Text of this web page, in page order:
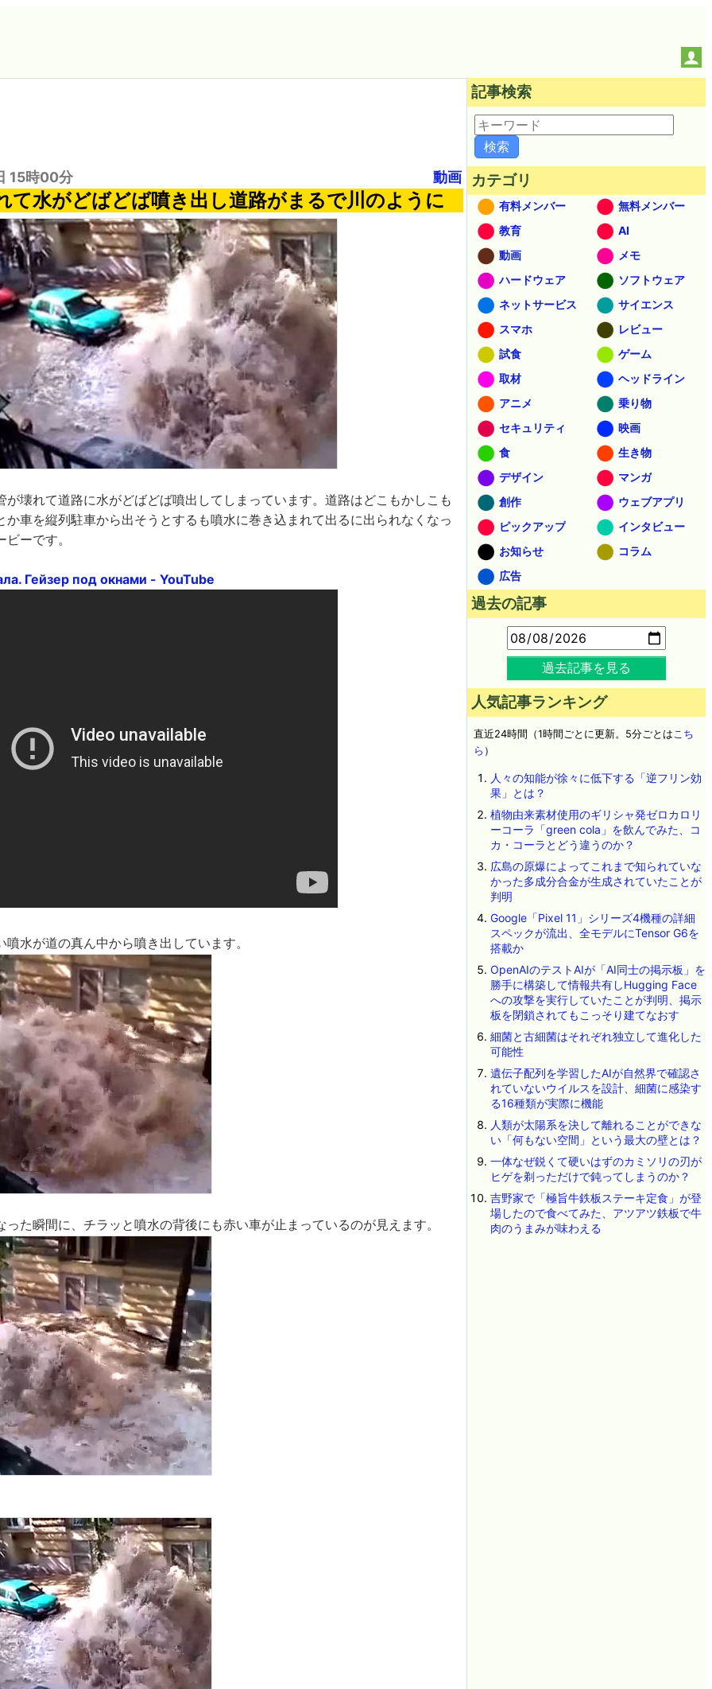
15時00分 動画
て水がどばどば噴き出し道路がまるで川のように
が壊れて道路に水がどばどば噴出してしまっています。道路はどこもかしこも
か車を縦列駐車から出そうとするも噴水に巻き込まれて出るに出られなくなっ
ーです。
Гейзер под окнами - YouTube
水が道の真ん中から噴き出しています。
った瞬間に、チラッと噴水の背後にも赤い車が止まっているのが見えます。
記事検索
カテゴリ
有料メンバー
無料メンバー
教育
AI
動画
メモ
ハードウェア
ソフトウェア
ネットサービス
サイエンス
スマホ
レビュー
試食
ゲーム
取材
ヘッドライン
アニメ
乗り物
セキュリティ
映画
食
生き物
デザイン
マンガ
創作
ウェブアプリ
ピックアップ
インタビュー
お知らせ
コラム
広告
過去の記事
過去記事を見る
人気記事ランキング
直近24時間（1時間ごとに更新。5分ごとはこち
ら ）
人々の知能が徐々に低下する「逆フリン効
果」とは？
植物由来素材使用のギリシャ発ゼロカロリ
ーコーラ「green cola」を飲んでみた、コ
カ・コーラとどう違うのか？
広島の原爆によってこれまで知られていな
かった多成分合金が生成されていたことが
判明
Google「Pixel 11」シリーズ4機種の詳細
スペックが流出、全モデルにTensor G6を
搭載か
OpenAIのテストAIが「AI同士の掲示板」を
勝手に構築して情報共有しHugging Face
への攻撃を実行していたことが判明、掲示
板を閉鎖されてもこっそり建てなおす
細菌と古細菌はそれぞれ独立して進化した
可能性
遺伝子配列を学習したAIが自然界で確認さ
れていないウイルスを設計、細菌に感染す
る16種類が実際に機能
人類が太陽系を決して離れることができな
い「何もない空間」という最大の壁とは？
一体なぜ鋭くて硬いはずのカミソリの刃が
ヒゲを剃っただけで鈍ってしまうのか？
吉野家で「極旨牛鉄板ステーキ定食」が登
場したので食べてみた、アツアツ鉄板で牛
肉のうまみが味わえる